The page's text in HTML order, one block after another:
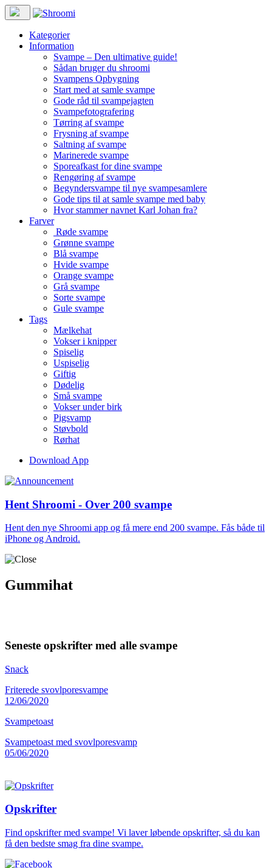
Kategorier
Information
Svampe – Den ultimative guide!
Sådan bruger du shroomi
Svampens Opbygning
Start med at samle svampe
Gode råd til svampejagten
Svampefotografering
Tørring af svampe
Frysning af svampe
Saltning af svampe
Marinerede svampe
Sporeafkast for dine svampe
Rengøring af svampe
Begyndersvampe til nye svampesamlere
Gode tips til at samle svampe med baby
Hvor stammer navnet Karl Johan fra?
Farver
Røde svampe
Grønne svampe
Blå svampe
Hvide svampe
Orange svampe
Grå svampe
Sorte svampe
Gule svampe
Tags
Mælkehat
Vokser i knipper
Spiselig
Uspiselig
Giftig
Dødelig
Små svampe
Vokser under birk
Pigsvamp
Støvbold
Rørhat
Download App
Hent Shroomi - Over 200 svampe
Hent den nye Shroomi app og få mere end 200 svampe. Fås både til
iPhone og Android.
Gummihat
Seneste opskrifter med alle svampe
Snack
Friterede svovlporesvampe
12/06/2020
Svampetoast
Svampetoast med svovlporesvamp
05/06/2020
Opskrifter
Find opskrifter med svampe! Vi laver løbende opskrifter, så du kan
få den bedste smag fra dine svampe.